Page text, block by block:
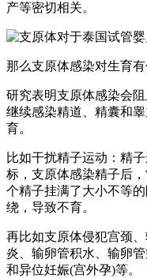
产等密切相关。
那么支原体感染对生育
研究表明支原体感染会
继续感染精道、精囊和
育。
比如干扰精子运动：精
标，支原体感染精子后
个精子挂满了大小不等
绕，导致不育。
再比如支原体侵犯宫颈
炎、输卵管积水、输卵
和异位妊娠(宫外孕)等。